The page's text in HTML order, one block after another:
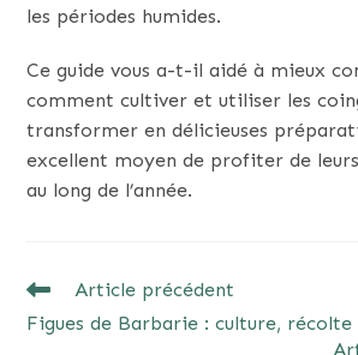
les périodes humides.
Ce guide vous a-t-il aidé à mieux
comment cultiver et utiliser les
transformer en délicieuses
excellent moyen de profiter de
au long de l’année.
READ
MORE
ARTICLES
Article précédent
Figues de Barbarie : culture,